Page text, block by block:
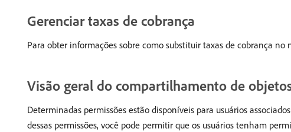
Gerenciar taxas de cobrança
Para obter informações sobre como substituir taxas de cobrança no
Visão geral do compartilhamento de
Determinadas permissões estão disponíveis para usuários
dessas permissões, você pode permitir que os usuários tenham